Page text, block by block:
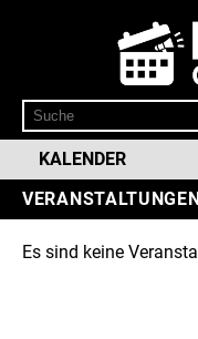
Es sind keine
KALENDER